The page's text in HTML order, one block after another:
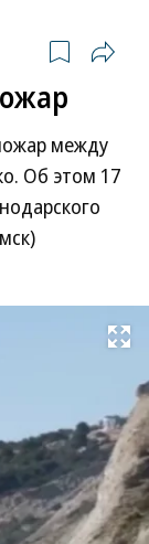
между
Об этом 17
Развернуть